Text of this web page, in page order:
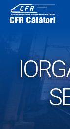
content